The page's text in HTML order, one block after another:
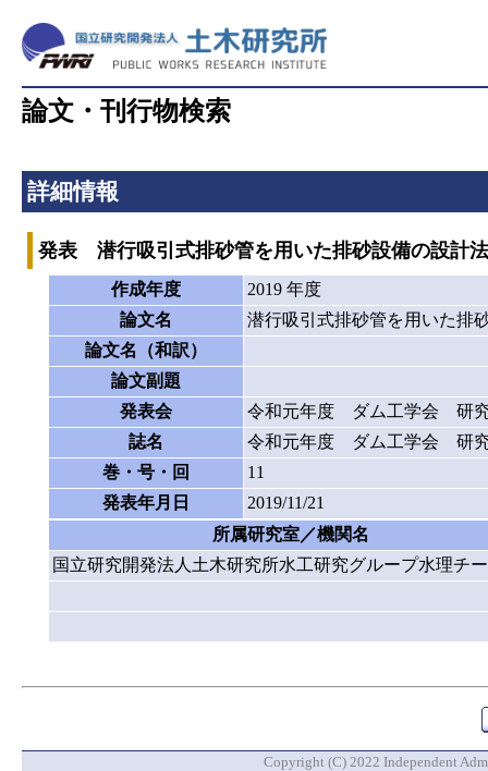
論文・刊行物検索
詳細情報
発表 潜行吸引式排砂管を用いた排砂設備の設計法
作成年度
2019 年度
論文名
潜行吸引式排砂管を用いた排
論文名（和訳）
論文副題
発表会
令和元年度 ダム工学会 研究
誌名
令和元年度 ダム工学会 研究
巻・号・回
11
発表年月日
2019/11/21
所属研究室／機関名
国立研究開発法人土木研究所水工研究グループ水理チ
Copyright (C) 2022 Independent